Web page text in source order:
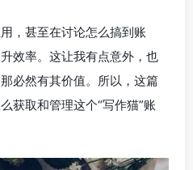
，甚至在讨论怎么搞到账
效率。这让我有点意外，也
必然有其价值。所以，这篇
获取和管理这个“写作猫”账